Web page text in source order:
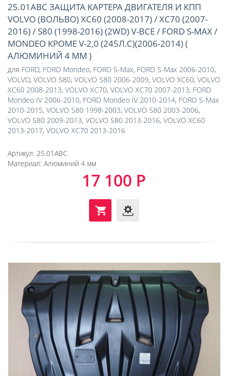
25.01ABC ЗАЩИТА КАРТЕРА ДВИГАТЕЛЯ И КПП
VOLVO (ВОЛЬВО) XC60 (2008-2017) / XC70 (2007-
2016) / S80 (1998-2016) (2WD) V-ВСЕ / FORD S-MAX /
MONDEO КРОМЕ V-2,0 (245Л.С)(2006-2014) (
АЛЮМИНИЙ 4 ММ )
для FORD, FORD Mondeo, FORD S-Max, FORD S-Max 2006-2010,
VOLVO, VOLVO S80, VOLVO S80 2006-2009, VOLVO XC60, VOLVO
XC60 2008-2013, VOLVO XC70, VOLVO XC70 2007-2013, FORD
Mondeo IV 2006-2010, FORD Mondeo IV 2010-2014, FORD S-Max
2010-2015, VOLVO S80 1998-2003, VOLVO S80 2003-2006,
VOLVO S80 2009-2013, VOLVO S80 2013-2016, VOLVO XC60
2013-2017, VOLVO XC70 2013-2016
Артикул: 25.01ABC
Материал: Алюминий 4 мм
17 100 Р